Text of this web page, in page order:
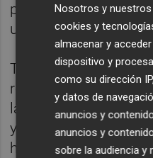
primera semana de
un descenso del
También han bajado
residentes, que han
la semana anterior,
y en los trabajadores
han sido 63 (32
Nosotros y
cookies y
almacenar y
dispositivo y
como su dirección
y datos de
anuncios y
anuncios y
sobre la audiencia y